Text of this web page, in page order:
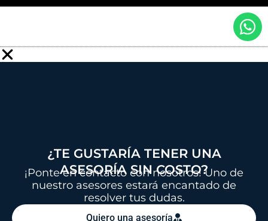
W
h
a
¿TE GUSTARÍA TENER UNA
ASESORÍA SIN COSTO?
¡Ponte en contacto con nosotros! Uno de
nuestro asesores estará encantado de
resolver tus dudas.
Quiero una asesoría